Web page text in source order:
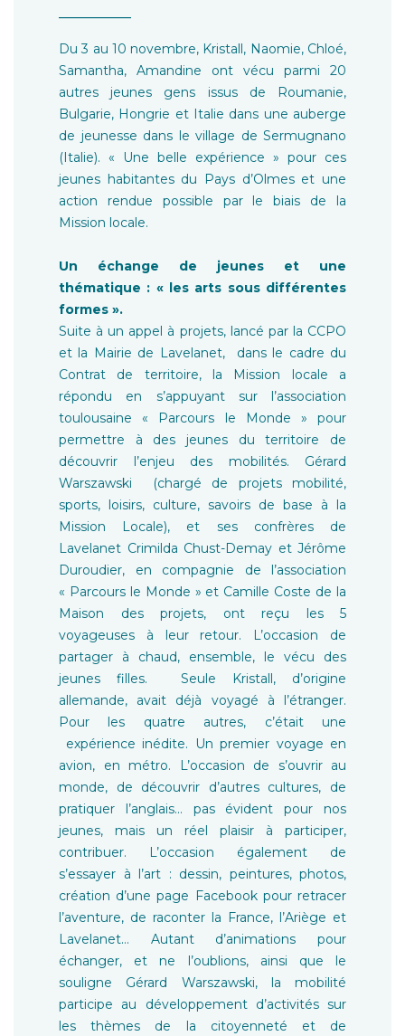
Du 3 au 10 novembre, Kristall, Naomie, Chloé,
Samantha, Amandine ont vécu parmi 20
autres jeunes gens issus de Roumanie,
Bulgarie, Hongrie et Italie dans une auberge
de jeunesse dans le village de Sermugnano
(Italie). « Une belle expérience » pour ces
jeunes habitantes du Pays d’Olmes et une
action rendue possible par le biais de la
Mission locale.
Un échange de jeunes et une
thématique : « les arts sous différentes
formes ».
Suite à un appel à projets, lancé par la CCPO
et la Mairie de Lavelanet, dans le cadre du
Contrat de territoire, la Mission locale a
répondu en s’appuyant sur l’association
toulousaine « Parcours le Monde » pour
permettre à des jeunes du territoire de
découvrir l’enjeu des mobilités. Gérard
Warszawski (chargé de projets mobilité,
sports, loisirs, culture, savoirs de base à la
Mission Locale), et ses confrères de
Lavelanet Crimilda Chust-Demay et Jérôme
Duroudier, en compagnie de l’association
« Parcours le Monde » et Camille Coste de la
Maison des projets, ont reçu les 5
voyageuses à leur retour. L’occasion de
partager à chaud, ensemble, le vécu des
jeunes filles. Seule Kristall, d’origine
allemande, avait déjà voyagé à l’étranger.
Pour les quatre autres, c’était une
expérience inédite. Un premier voyage en
avion, en métro. L’occasion de s’ouvrir au
monde, de découvrir d’autres cultures, de
pratiquer l’anglais… pas évident pour nos
jeunes, mais un réel plaisir à participer,
contribuer. L’occasion également de
s’essayer à l’art : dessin, peintures, photos,
création d’une page Facebook pour retracer
l’aventure, de raconter la France, l’Ariège et
Lavelanet… Autant d’animations pour
échanger, et ne l’oublions, ainsi que le
souligne Gérard Warszawski, la mobilité
participe au développement d’activités sur
les thèmes de la citoyenneté et de